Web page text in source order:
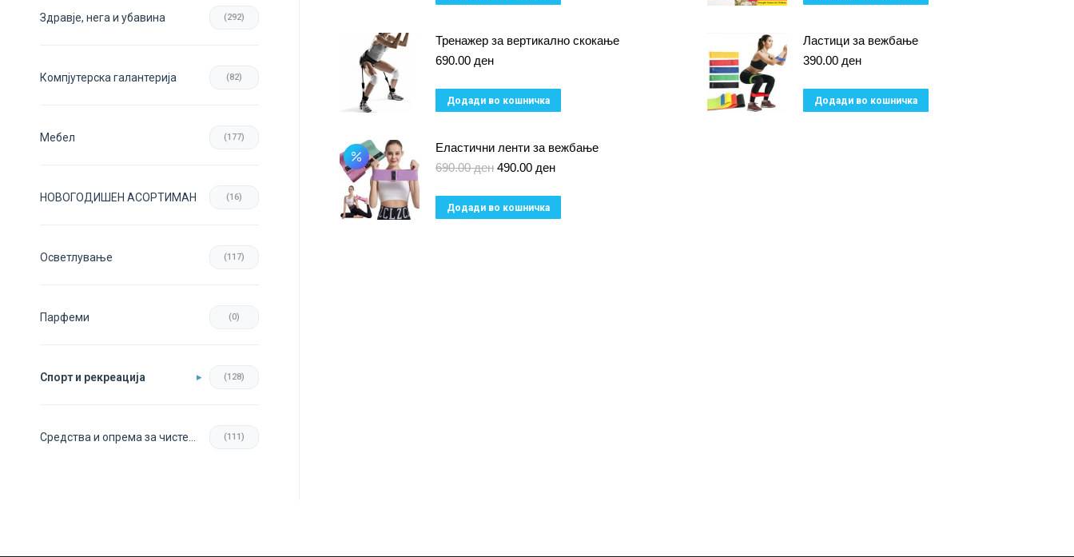
Тренажер за вертикално скокање
690.00 ден
Додади во кошничка
Ластици за вежбање
390.00 ден
Додади во кошничка
Еластични ленти за вежбање
690.00ден Original
was:
690.00 ден.
490.00 денCurrent
is:
Додади во кошничка
Здравје, нега и убавина (292)
Компјутерска галантерија (82)
Мебел (177)
НОВОГОДИШЕН АСОРТИМАН (16)
Осветлување (117)
Парфеми (0)
Спорт и рекреација (128)
(111)